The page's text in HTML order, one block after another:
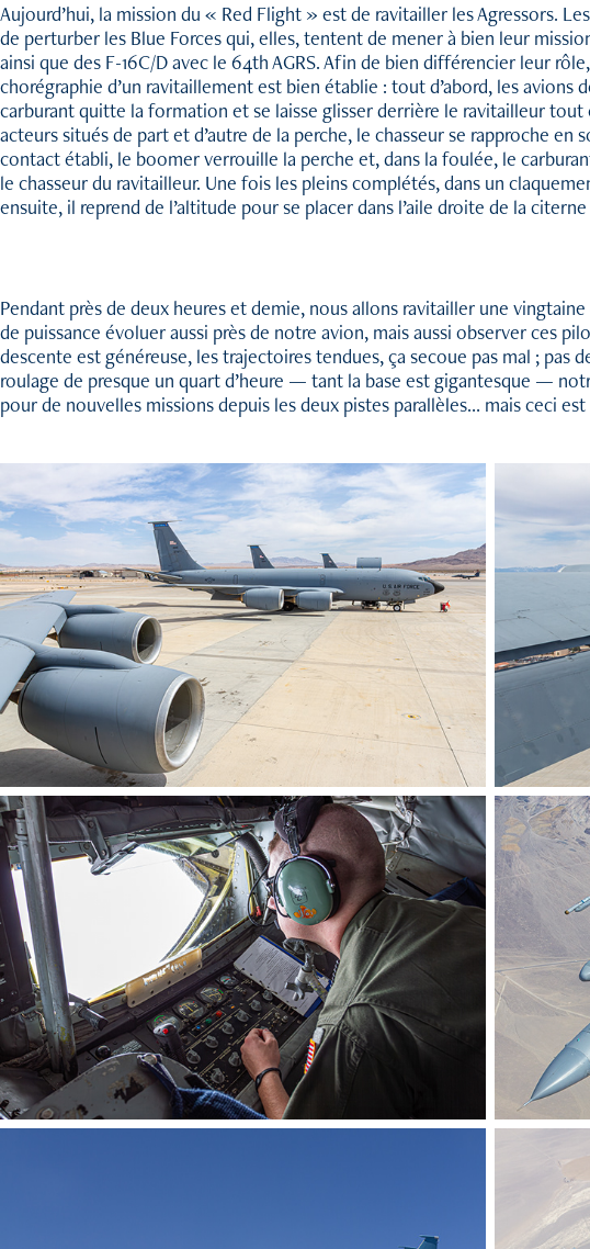
Aujourd’hui, la mission du « Red Flight » est de ravitailler les Agressors.
de perturber les Blue Forces qui, elles, tentent de mener à bien leur
ainsi que des F-16C/D avec le 64th AGRS. Afin de bien différencier leur
chorégraphie d’un ravitaillement est bien établie : tout d’abord, les
carburant quitte la formation et se laisse glisser derrière le ravitailleur
acteurs situés de part et d’autre de la perche, le chasseur se rapproche
contact établi, le boomer verrouille la perche et, dans la foulée, le
le chasseur du ravitailleur. Une fois les pleins complétés, dans un
ensuite, il reprend de l’altitude pour se placer dans l’aile droite de la
Pendant près de deux heures et demie, nous allons ravitailler une
de puissance évoluer aussi près de notre avion, mais aussi observer ces
descente est généreuse, les trajectoires tendues, ça secoue pas mal ;
roulage de presque un quart d’heure — tant la base est gigantesque —
pour de nouvelles missions depuis les deux pistes parallèles… mais ceci